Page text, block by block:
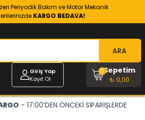
Periyodik Bakım ve Motor Mekanik
KARGO BEDAVA!
ARA
Giriş Yap
Kayıt Ol
Sepetim
₺ 0,00
0
- 17:00’DEN ÖNCEKİ SİPARİŞLERDE